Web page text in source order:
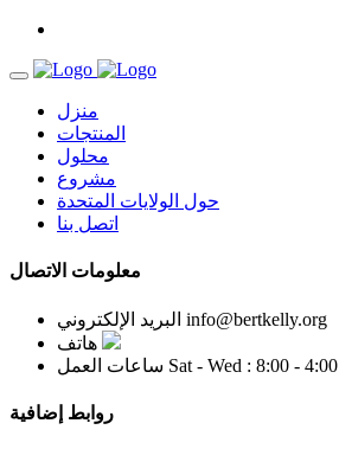
منزل
المنتجات
محلول
مشروع
حول الولايات المتحدة
اتصل بنا
معلومات الاتصال
البريد الإلكتروني info@bertkelly.org
هاتف
ساعات العمل Sat - Wed : 8:00 - 4:00
روابط إضافية